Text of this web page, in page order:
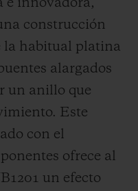
e innovadora,
construcción
la habitual platina
alargados
un anillo que
Este
con el
ofrece al
un efecto